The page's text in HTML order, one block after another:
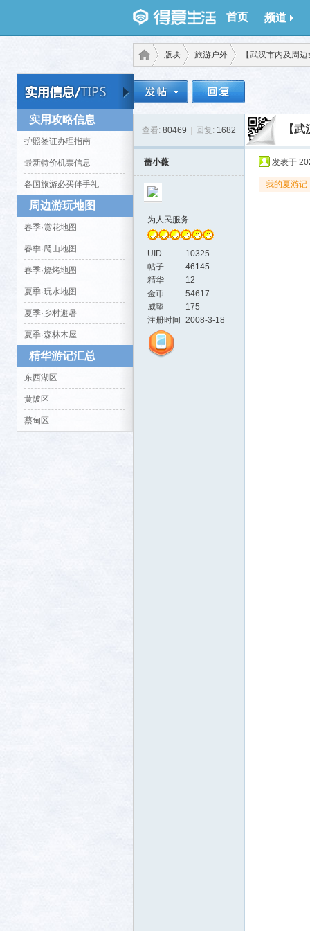
首页 频道
得意 ›
版块
›
旅游户外
›
【武汉市内及周
实用攻略信息
护照签证办理指南
最新特价机票信息
各国旅游必买伴手礼
周边游玩地图
春季·赏花地图
春季·爬山地图
春季·烧烤地图
夏季·玩水地图
夏季·乡村避暑
夏季·森林木屋
精华游记汇总
东西湖区
黄陂区
蔡甸区
查看: 80469 回复: 1682 【
蔷小薇
为人民服务
UID
10325
帖子
46145
精华
12
金币
54617
威望
175
注册时间
2008-3-18
发表于
我的夏游记